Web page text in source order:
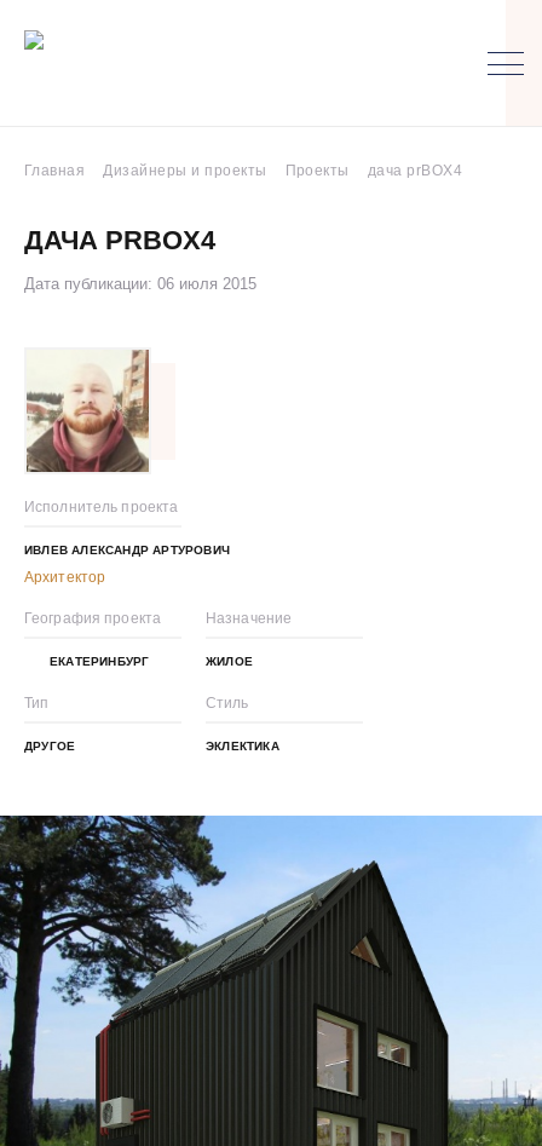
Главная Дизайнеры и проекты Проекты дача prBOX4
ДАЧА PRBOX4
Дата публикации: 06 июля 2015
Исполнитель проекта
ИВЛЕВ АЛЕКСАНДР АРТУРОВИЧ
Архитектор
География проекта
ЕКАТЕРИНБУРГ
Назначение
ЖИЛОЕ
Тип
ДРУГОЕ
Стиль
ЭКЛЕКТИКА